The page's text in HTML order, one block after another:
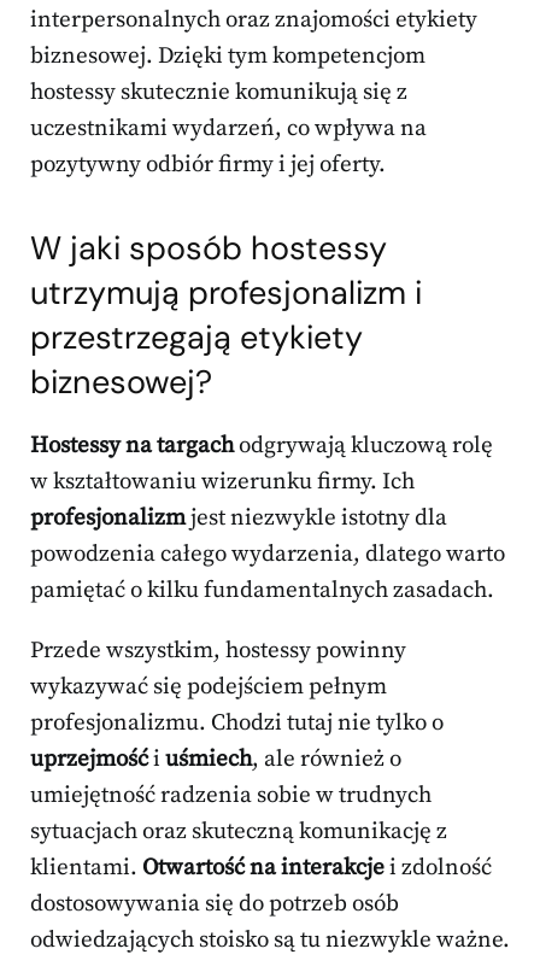
interpersonalnych oraz znajomości etykiety
biznesowej. Dzięki tym kompetencjom
hostessy skutecznie komunikują się z
uczestnikami wydarzeń, co wpływa na
pozytywny odbiór firmy i jej oferty.
W jaki sposób hostessy
utrzymują profesjonalizm i
przestrzegają etykiety
biznesowej?
Hostessy na targachodgrywają kluczową rolę
w kształtowaniu wizerunku firmy. Ich
profesjonalizmjest niezwykle istotny dla
powodzenia całego wydarzenia, dlatego warto
pamiętać o kilku fundamentalnych zasadach.
Przede wszystkim, hostessy powinny
wykazywać się podejściem pełnym
profesjonalizmu. Chodzi tutaj nie tylko o
uprzejmośći uśmiech, ale również o
umiejętność radzenia sobie w trudnych
sytuacjach oraz skuteczną komunikację z
klientami. Otwartość na interakcjei zdolność
dostosowywania się do potrzeb osób
odwiedzających stoisko są tu niezwykle ważne.